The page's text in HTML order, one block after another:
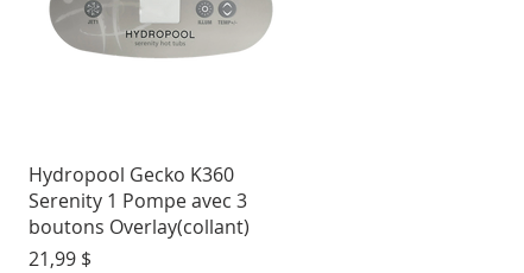
Aperçu rapide
Hydropool Gecko K360
Serenity 1 Pompe avec 3
boutons Overlay(collant)
Prix
21,99 $